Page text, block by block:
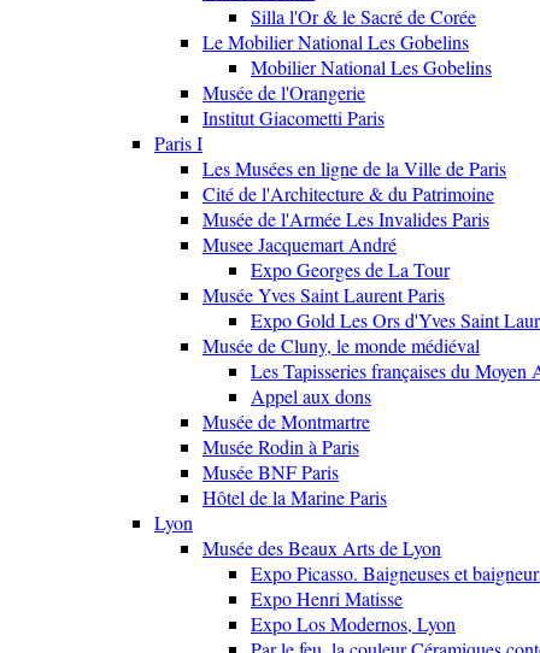
Silla l'Or & le Sacré de Corée
Le Mobilier National Les Gobelins
Mobilier National Les Gobelins
Musée de l'Orangerie
Institut Giacometti Paris
Paris I
Les Musées en ligne de la Ville de Paris
Cité de l'Architecture & du Patrimoine
Musée de l'Armée Les Invalides Paris
Musee Jacquemart André
Expo Georges de La Tour
Musée Yves Saint Laurent Paris
Expo Gold Les Ors d'Yves Saint
Musée de Cluny, le monde médiéval
Les Tapisseries françaises du Moyen
Appel aux dons
Musée de Montmartre
Musée Rodin à Paris
Musée BNF Paris
Hôtel de la Marine Paris
Lyon
Musée des Beaux Arts de Lyon
Expo Picasso. Baigneuses et
Expo Henri Matisse
Expo Los Modernos, Lyon